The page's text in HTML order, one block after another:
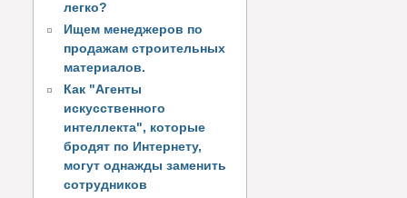
легко?
Ищем менеджеров по
продажам строительных
материалов.
Как "Агенты
искусственного
интеллекта", которые
бродят по Интернету,
могут однажды заменить
сотрудников